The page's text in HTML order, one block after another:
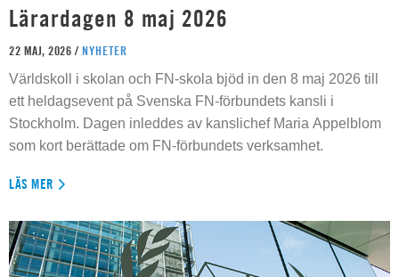
Lärardagen 8 maj 2026
22 MAJ, 2026 / NYHETER
Världskoll i skolan och FN-skola bjöd in den 8 maj 2026 till
ett heldagsevent på Svenska FN-förbundets kansli i
Stockholm. Dagen inleddes av kanslichef Maria Appelblom
som kort berättade om FN-förbundets verksamhet.
LÄS MER